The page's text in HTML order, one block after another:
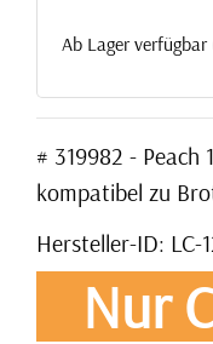
Ab Lager verfügbar
# 319982 - Peach
kompatibel zu
Hersteller-ID: LC-
Nur